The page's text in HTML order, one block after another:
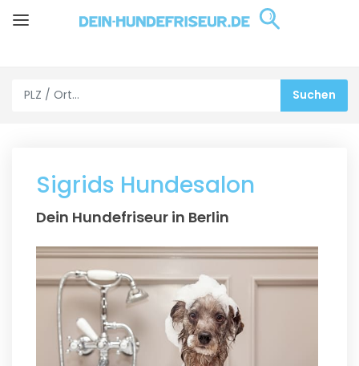
Sigrids Hundesalon
Dein Hundefriseur in Berlin